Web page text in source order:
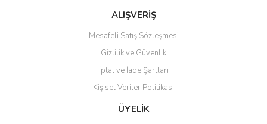
ALIŞVERİŞ
Mesafeli Satış Sözleşmesi
Gizlilik ve Güvenlik
İptal ve İade Şartları
Kişisel Veriler Politikası
ÜYELİK